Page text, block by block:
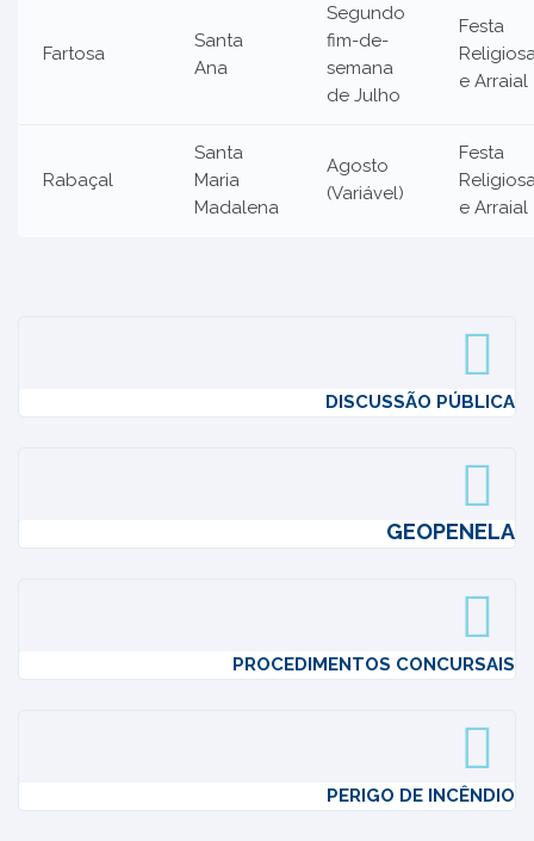
Fartosa
Santa
Ana
Segundo
fim-de-
semana
de Julho
Festa
e Arraial
Rabaçal
Santa
Maria
Madalena
Agosto
(Variável)
Festa
e Arraial
DISCUSSÃO PÚBLICA
GEOPENELA
PROCEDIMENTOS CONCURSAIS
PERIGO DE INCÊNDIO